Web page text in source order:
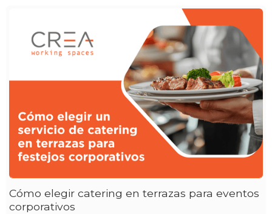
Cómo elegir catering en terrazas para eventos
corporativos